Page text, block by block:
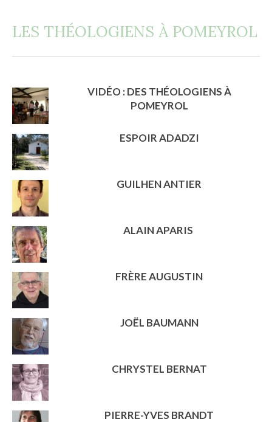
LES THÉOLOGIENS À POMEYROL
VIDÉO : DES THÉOLOGIENS À
POMEYROL
ESPOIR ADADZI
GUILHEN ANTIER
ALAIN APARIS
FRÈRE AUGUSTIN
JOËL BAUMANN
CHRYSTEL BERNAT
PIERRE-YVES BRANDT